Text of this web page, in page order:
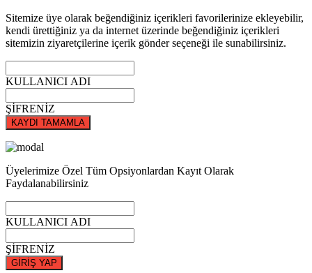
Sitemize üye olarak beğendiğiniz içerikleri favorilerinize ekleyebilir,
kendi ürettiğiniz ya da internet üzerinde beğendiğiniz içerikleri
sitemizin ziyaretçilerine içerik gönder seçeneği ile sunabilirsiniz.
KULLANICI ADI
ŞİFRENİZ
KAYDI TAMAMLA
Üyelerimize Özel Tüm Opsiyonlardan Kayıt Olarak
Faydalanabilirsiniz
KULLANICI ADI
ŞİFRENİZ
GİRİŞ YAP